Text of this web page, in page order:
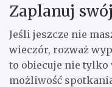
Zaplanuj
Jeśli jeszcze nie
wieczór, rozważ
to obiecuje nie tylko
możliwość